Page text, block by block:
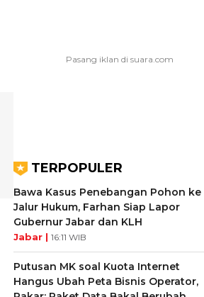
TERPOPULER
Bawa Kasus Penebangan Pohon ke
Jalur Hukum, Farhan Siap Lapor
Gubernur Jabar dan KLH
Jabar | 16:11 WIB
Putusan MK soal Kuota Internet
Hangus Ubah Peta Bisnis Operator,